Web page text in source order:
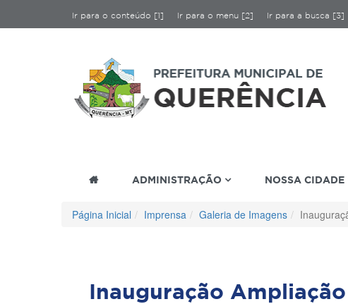
Ir para o conteúdo [1] Ir para o menu [2] Ir para a busca [3]
ADMINISTRAÇÃO NOSSA CIDADE
Página Inicial Imprensa Galeria de Imagens
Inauguração